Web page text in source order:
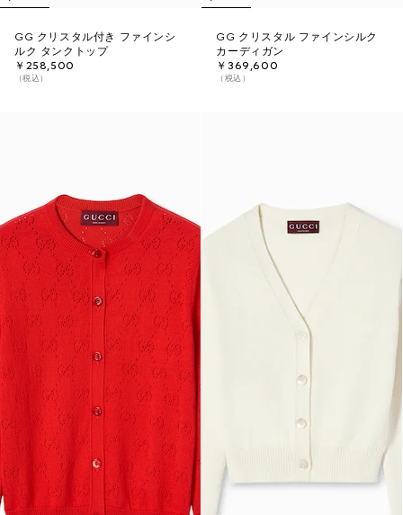
GG クリスタル付き ファインシ
ルク タンクトップ
￥258,500
（税込）
GG クリスタル ファインシルク
カーディガン
￥369,600
（税込）